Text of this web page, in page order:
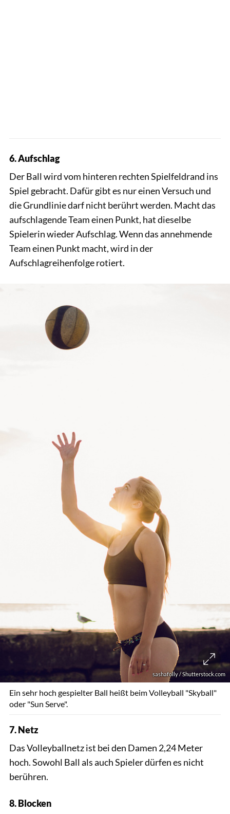
6. Aufschlag
Der Ball wird vom hinteren rechten Spielfeldrand ins
Spiel gebracht. Dafür gibt es nur einen Versuch und
die Grundlinie darf nicht berührt werden. Macht das
aufschlagende Team einen Punkt, hat dieselbe
Spielerin wieder Aufschlag. Wenn das annehmende
Team einen Punkt macht, wird in der
Aufschlagreihenfolge rotiert.
sashafolly / Shutterstock.com
Ein sehr hoch gespielter Ball heißt beim Volleyball "Skyball"
oder "Sun Serve".
7. Netz
Das Volleyballnetz ist bei den Damen 2,24 Meter
hoch. Sowohl Ball als auch Spieler dürfen es nicht
berühren.
8. Blocken